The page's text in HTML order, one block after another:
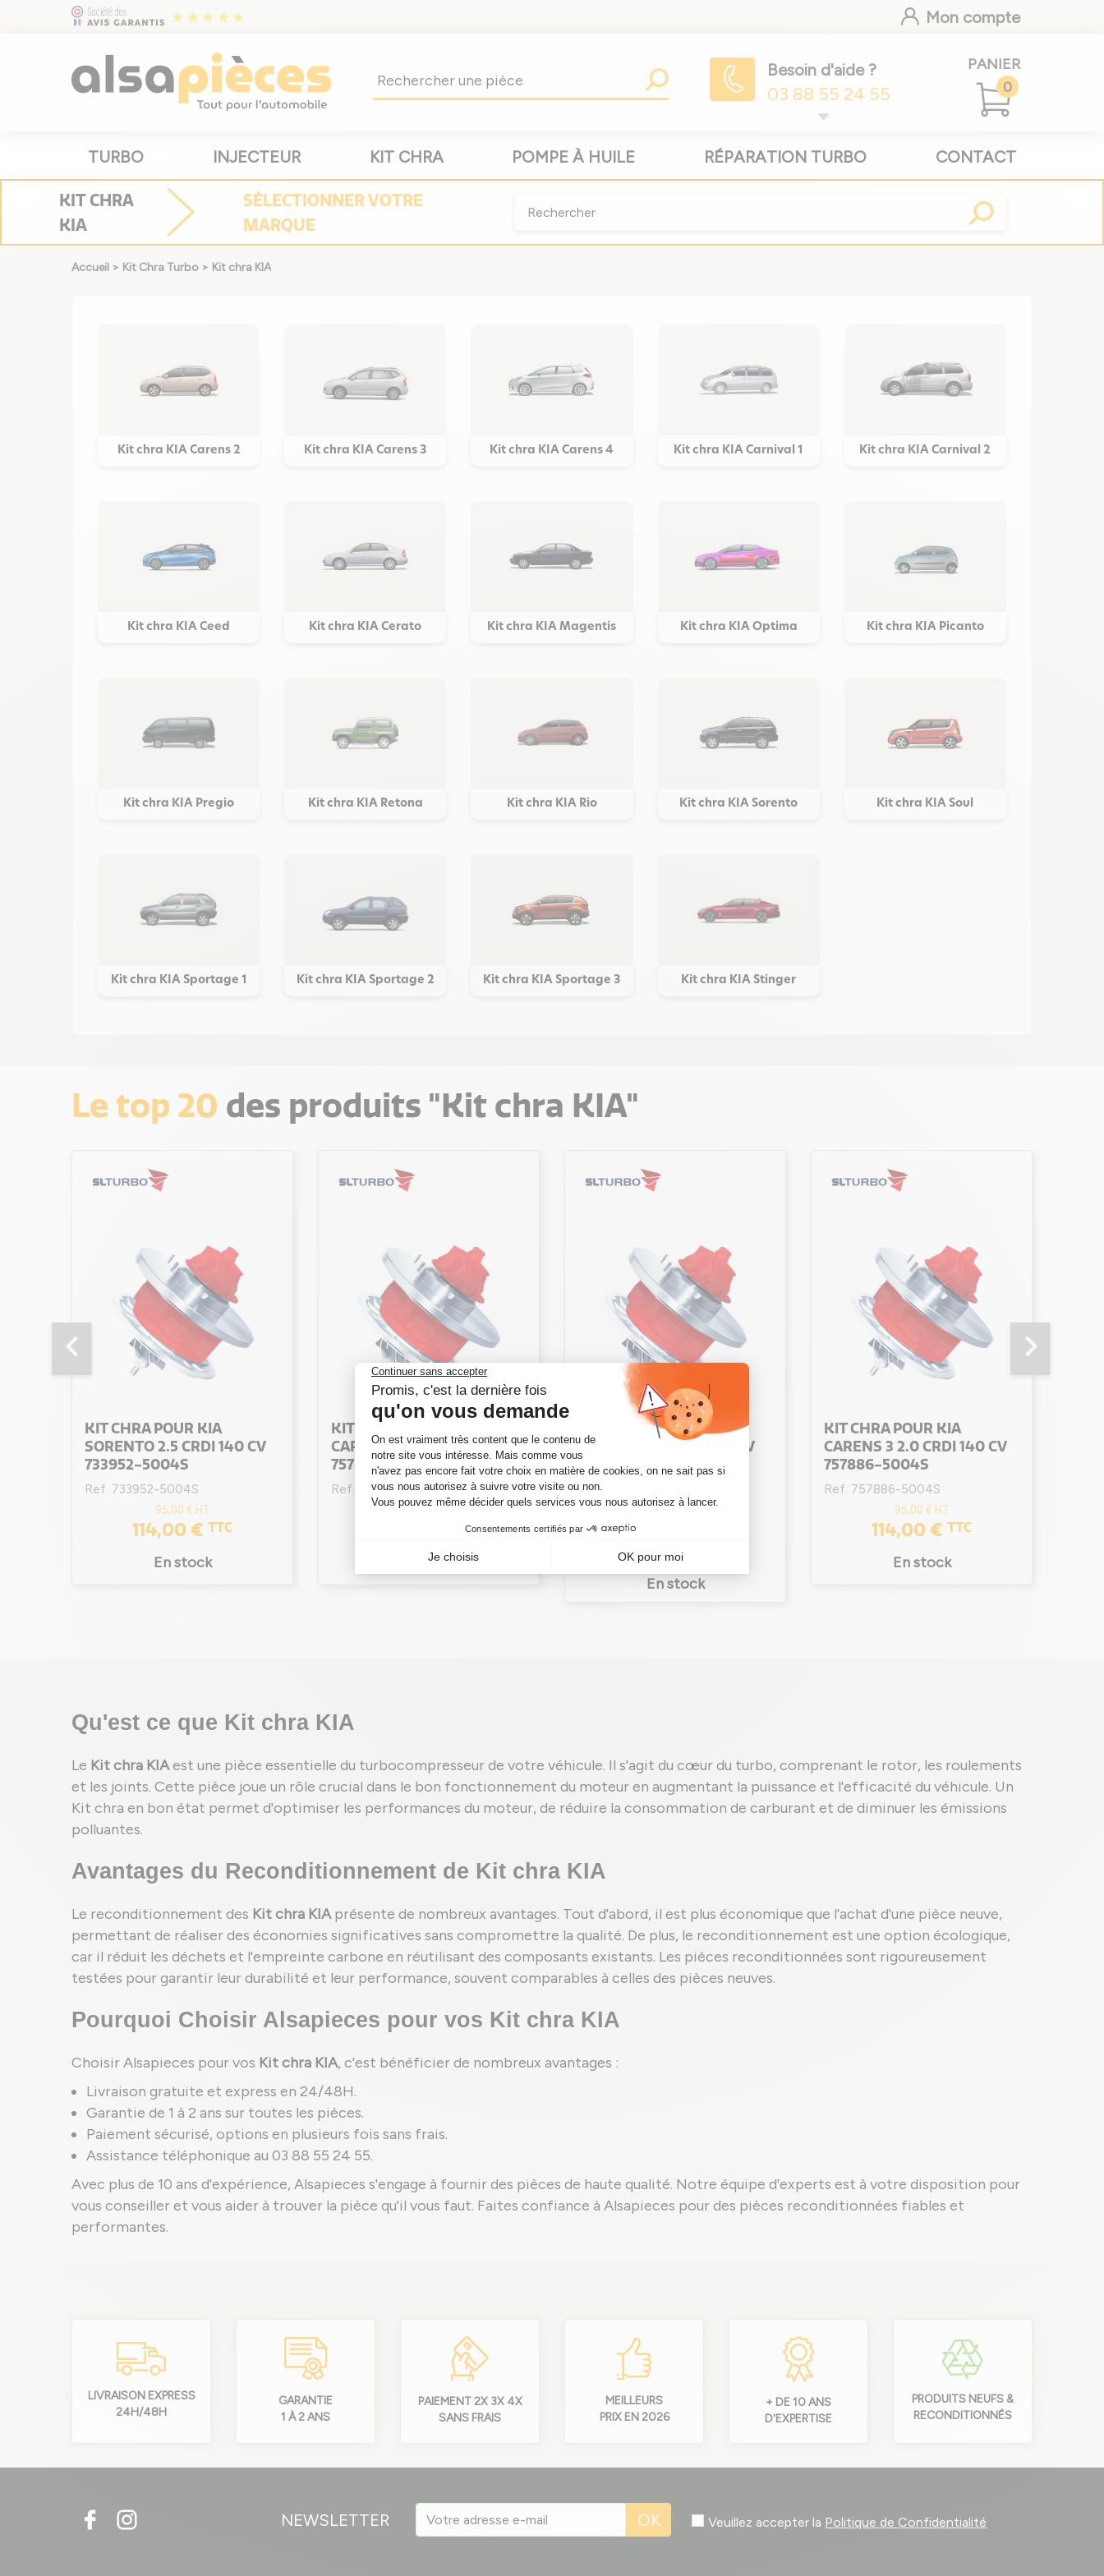
Mon compte
Besoin d'aide ?
03 88 55 24 55
PANIER
0
TURBO INJECTEUR KIT CHRA POMPE À HUILE RÉPARATION TURBO CONTACT
KIT CHRA
KIA
SÉLECTIONNER VOTRE
MARQUE
Accueil > Kit Chra Turbo > Kit chra KIA
Kit chra KIA Carens 2 Kit chra KIA Carens 3 Kit chra KIA Carens 4 Kit chra KIA Carnival 1 Kit chra KIA Carnival 2
Kit chra KIA Ceed Kit chra KIA Cerato Kit chra KIA Magentis Kit chra KIA Optima Kit chra KIA Picanto
Kit chra KIA Pregio Kit chra KIA Retona Kit chra KIA Rio Kit chra KIA Sorento Kit chra KIA Soul
Kit chra KIA Sportage 1 Kit chra KIA Sportage 2 Kit chra KIA Sportage 3 Kit chra KIA Stinger
Le top 20 des produits "Kit chra KIA"
chevron_left chevron_right
KIT CHRA POUR KIA
SORENTO 2.5 CRDI 140 CV
733952-5004S
Ref. 733952-5004S
95,00 € HT
114,00 € TTC
En stock
KIT CHRA POUR KIA
CARENS 2 2.0 CRDI 140 CV
757886-5005S
Ref. 757886-5005S
95,00 €HT
TTC
En stock
KIT CHRA POUR KIA
CARENS 2 2.0 CRDI 113 CV
49173-02412
Ref. 49173-02412
71,25 €HT
85,50 €
En stock
KIT CHRA POUR KIA
CARENS 3 2.0 CRDI 140 CV
757886-5004S
Ref. 757886-5004S
95,00 € HT
114,00 € TTC
En stock
Qu'est ce que Kit chra KIA
Le Kit chra KIAest une pièce essentielle du turbocompresseur de votre véhicule. Il s'agit du cœur du turbo, comprenant le rotor, les roulements
et les joints. Cette pièce joue un rôle crucial dans le bon fonctionnement du moteur en augmentant la puissance et l'efficacité du véhicule. Un
Kit chra en bon état permet d'optimiser les performances du moteur, de réduire la consommation de carburant et de diminuer les émissions
polluantes.
Avantages du Reconditionnement de Kit chra KIA
Le reconditionnement des Kit chra KIAprésente de nombreux avantages. Tout d'abord, il est plus économique que l'achat d'une pièce neuve,
permettant de réaliser des économies significatives sans compromettre la qualité. De plus, le reconditionnement est une option écologique,
car il réduit les déchets et l'empreinte carbone en réutilisant des composants existants. Les pièces reconditionnées sont rigoureusement
testées pour garantir leur durabilité et leur performance, souvent comparables à celles des pièces neuves.
Pourquoi Choisir Alsapieces pour vos Kit chra KIA
Choisir Alsapieces pour vos Kit chra KIA, c'est bénéficier de nombreux avantages :
Livraison gratuite et express en 24/48H.
Garantie de 1 à 2 ans sur toutes les pièces.
Paiement sécurisé, options en plusieurs fois sans frais.
Assistance téléphonique au 03 88 55 24 55.
Avec plus de 10 ans d'expérience, Alsapieces s'engage à fournir des pièces de haute qualité. Notre équipe d'experts est à votre disposition pour
vous conseiller et vous aider à trouver la pièce qu'il vous faut. Faites confiance à Alsapieces pour des pièces reconditionnées fiables et
performantes.
LIVRAISON EXPRESS
24H/48H
GARANTIE
1 À 2 ANS
PAIEMENT 2X 3X 4X
SANS FRAIS
MEILLEURS
PRIX EN 2026
+ DE 10 ANS
D'EXPERTISE
PRODUITS NEUFS &
RECONDITIONNÉS
NEWSLETTER OK Veuillez accepter la Politique de Confidentialité